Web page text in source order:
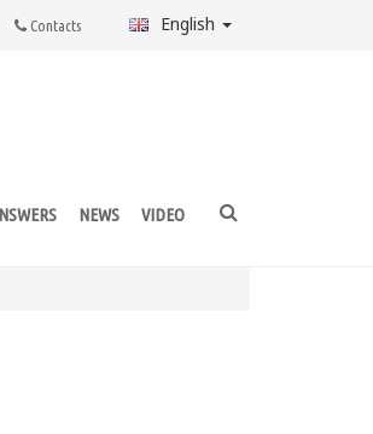
Contacts English
NEWS VIDEO